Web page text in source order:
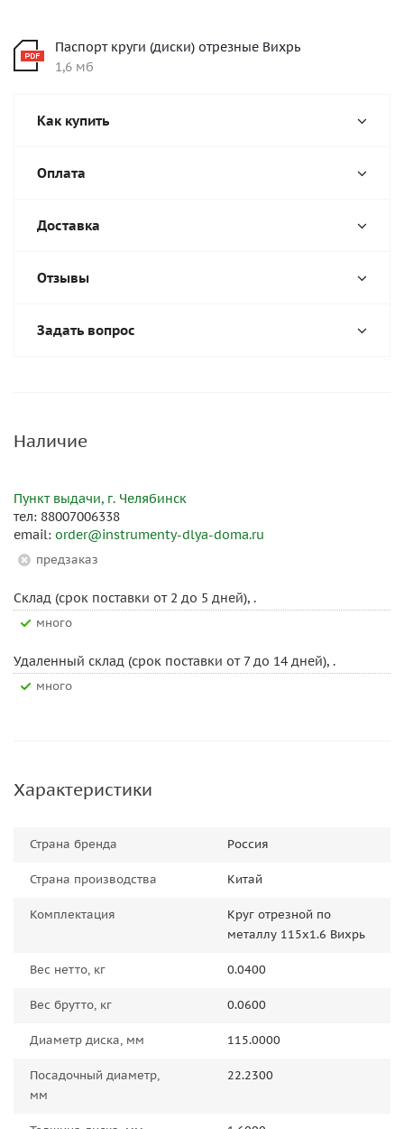
Паспорт круги (диски) отрезные Вихрь
1,6 мб
Как купить
Оплата
Доставка
Отзывы
Задать вопрос
Наличие
Пункт выдачи, г. Челябинск
тел: 88007006338
email: order@instrumenty-dlya-doma.ru
Предзаказ
Склад (срок поставки от 2 до 5 дней), .
Много
Удаленный склад (срок поставки от 7 до 14 дней), .
Много
Характеристики
Страна бренда Россия
Страна производства Китай
Комплектация
Круг отрезной по
металлу 115x1.6 Вихрь
Вес нетто, кг 0.0400
Вес брутто, кг 0.0600
Диаметр диска, мм 115.0000
Посадочный диаметр,
мм
22.2300